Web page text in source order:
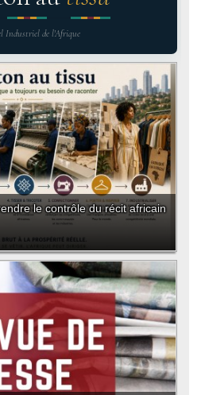
Industriel de l'Afrique
le contrôle du récit africain